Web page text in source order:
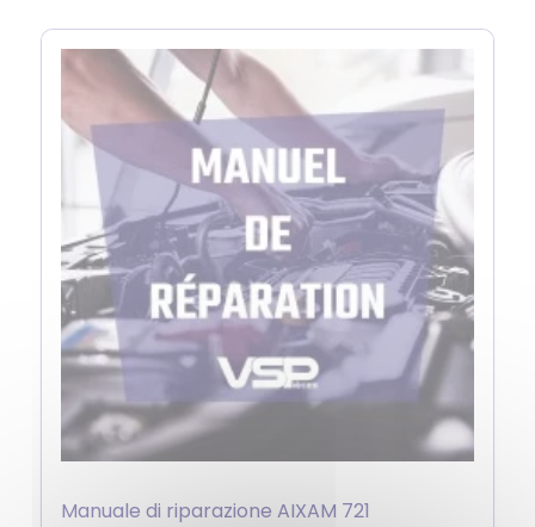
Manuale di riparazione AIXAM 721